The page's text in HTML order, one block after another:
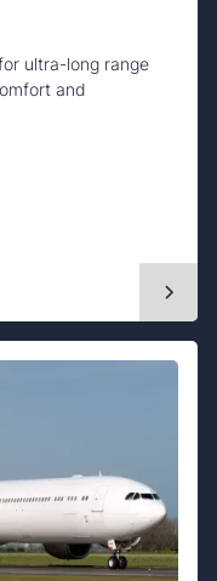
ultra-long range
and